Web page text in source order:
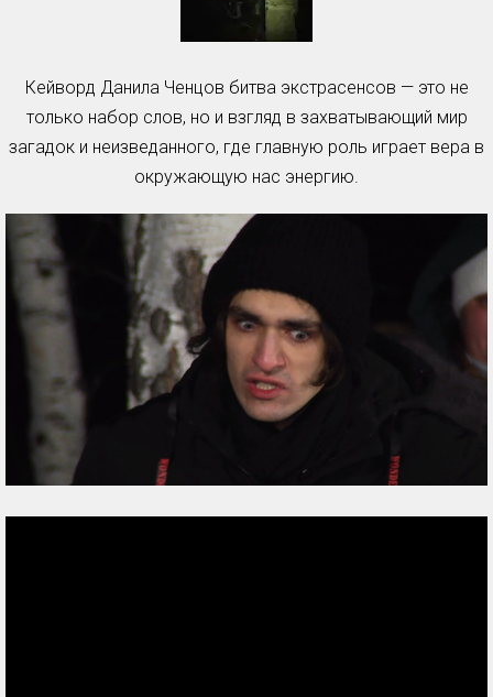
Кейворд Данила Ченцов битва экстрасенсов — это не
только набор слов, но и взгляд в захватывающий мир
загадок и неизведанного, где главную роль играет вера в
окружающую нас энергию.